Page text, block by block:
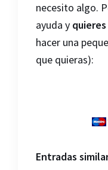
necesito algo.
ayuda y
hacer una
que quieras):
Entradas